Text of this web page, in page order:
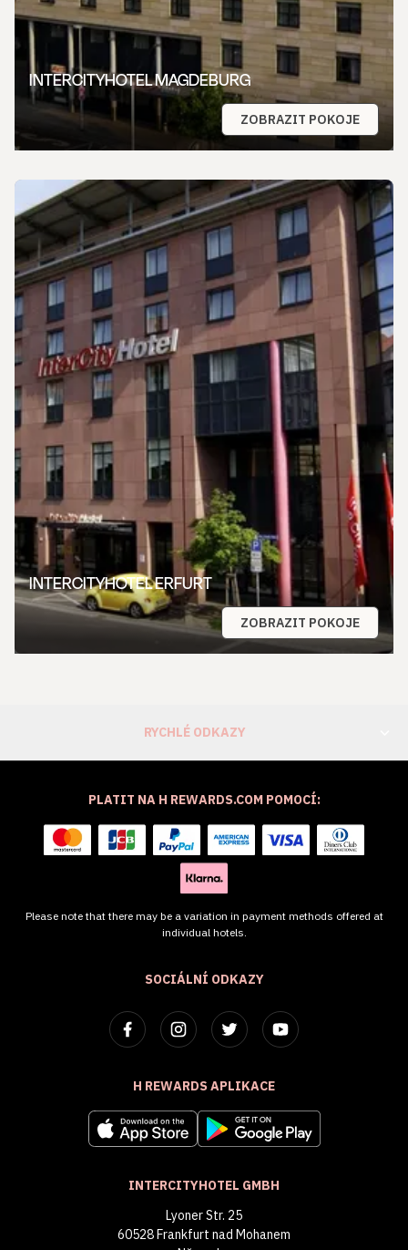
INTERCITYHOTEL MAGDEBURG
ZOBRAZIT POKOJE
INTERCITYHOTEL ERFURT
ZOBRAZIT POKOJE
RYCHLÉ ODKAZY
SOCIÁLNÍ ODKAZY
H REWARDS APLIKACE
INTERCITYHOTEL GMBH
Lyoner Str. 25
60528 Frankfurt nad Mohanem
PLATIT NA H REWARDS.COM POMOCÍ:
Please note that there may be a variation in payment methods offered at
individual hotels.